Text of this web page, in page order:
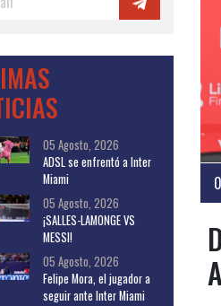
05 Agosto, 2026
ADSL se enfrentó a Inter
Miami
05 Agosto, 2026
¡SALLES-LAMONGE VS
MESSI!
05 Agosto, 2026
Felipe Mora, el jugador a
seguir ante Inter Miami